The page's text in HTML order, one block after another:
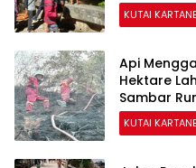
KUTAI
Api
Hektare
Sambar
KUTAI